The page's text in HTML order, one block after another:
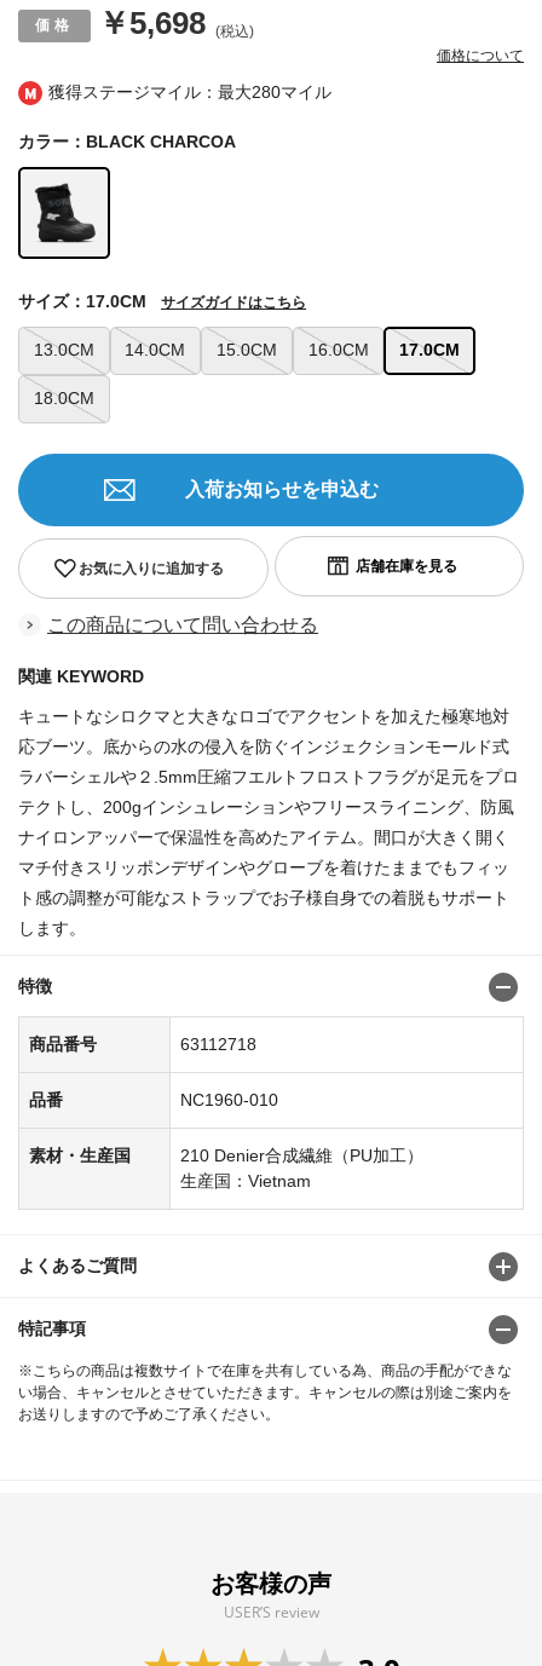
獲得ステージマイル：最大280マイル
￥5,698 (税込)
価格について
カラー：BLACK CHARCOA
13.0CM 14.0CM 15.0CM 16.0CM 17.0CM
18.0CM
サイズ：17.0CM サイズガイドはこちら
お気に入りに追加する
入荷お知らせを申込む
この商品について問い合わせる
関連 KEYWORD
キュートなシロクマと大きなロゴでアクセントを加えた極寒地対
応ブーツ。底からの水の侵入を防ぐインジェクションモールド式
ラバーシェルや２.5mm圧縮フエルトフロストフラグが足元をプロ
テクトし、200gインシュレーションやフリースライニング、防風
ナイロンアッパーで保温性を高めたアイテム。間口が大きく開く
マチ付きスリッポンデザインやグローブを着けたままでもフィッ
ト感の調整が可能なストラップでお子様自身での着脱もサポート
します。
特徴
商品番号 63112718
品番 NC1960-010
素材・生産国
210 Denier合成繊維（PU加工）
生産国：Vietnam
よくあるご質問
特記事項
※こちらの商品は複数サイトで在庫を共有している為、商品の手配ができな
い場合、キャンセルとさせていただきます。キャンセルの際は別途ご案内を
お送りしますので予めご了承ください。
お客様の声
USER’S review